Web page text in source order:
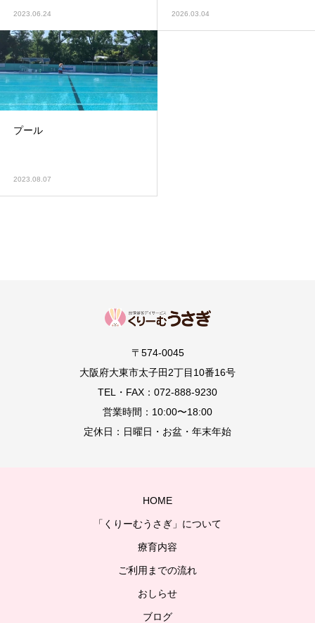
2023.06.24 2026.03.04
プール
2023.08.07
〒574-0045
大阪府大東市太子田2丁目10番16号
TEL・FAX：072-888-9230
営業時間：10:00〜18:00
定休日：日曜日・お盆・年末年始
HOME
「くりーむうさぎ」について
療育内容
ご利用までの流れ
おしらせ
ブログ